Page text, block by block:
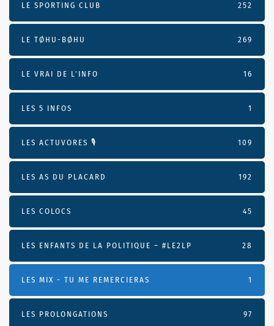
LE SPORTING CLUB 252
LE TØHU-BØHU 269
LE VRAI DE L’INFO 16
LES 5 INFOS 1
LES ACTUVORES 🎙 109
LES AS DU PLACARD 192
LES COLOCS 45
LES ENFANTS DE LA POLITIQUE – #LE2LP 28
LES MIX - TU ME REMERCIERAS 1
LES PROLONGATIONS 97